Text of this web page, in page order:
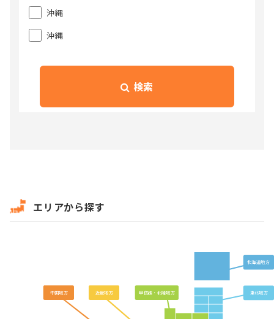
沖縄
沖縄
検索
エリアから探す
中国地方 近畿地方 甲信越・北陸地方 東北地方
北海道地方